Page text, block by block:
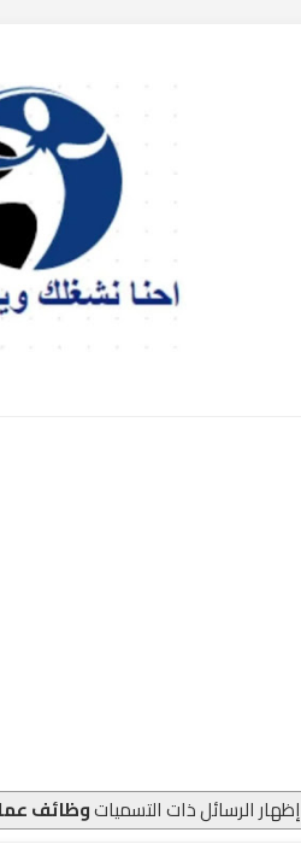
‏إظهار الرسائل ذات التسمياتوظائف